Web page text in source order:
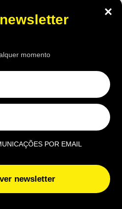
×
newsletter
momento
POR EMAIL
newsletter